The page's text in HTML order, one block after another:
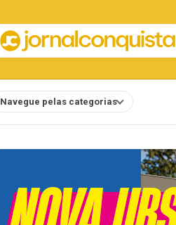
Navegue pelas categorias